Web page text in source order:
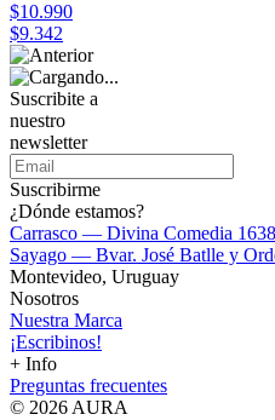
$10.990
$9.342
Suscribite a
nuestro
newsletter
Suscribirme
¿Dónde estamos?
Carrasco — Divina Comedia
Sayago — Bvar. José Batlle y
Montevideo, Uruguay
Nosotros
Nuestra Marca
¡Escribinos!
+ Info
Preguntas frecuentes
© 2026 AURA